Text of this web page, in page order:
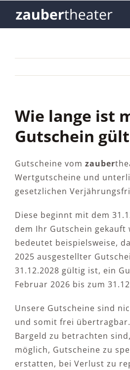
Wie lange ist
Gutschein
Gutscheine vom zauber
Wertgutscheine und
gesetzlichen
Diese beginnt mit dem
dem Ihr Gutschein gekauft
bedeutet beispielsweise,
2025 ausgestellter
31.12.2028 gültig ist, ein
Februar 2026 bis zum
Unsere Gutscheine sind
und somit frei
Bargeld zu betrachten
möglich, Gutscheine zu
erstatten, bei Verlust zu